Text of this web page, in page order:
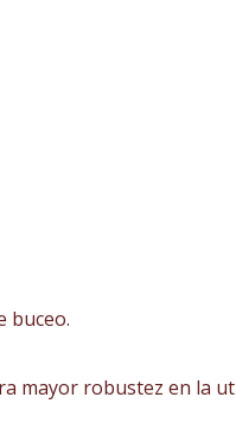
buceo.
mayor robustez en la